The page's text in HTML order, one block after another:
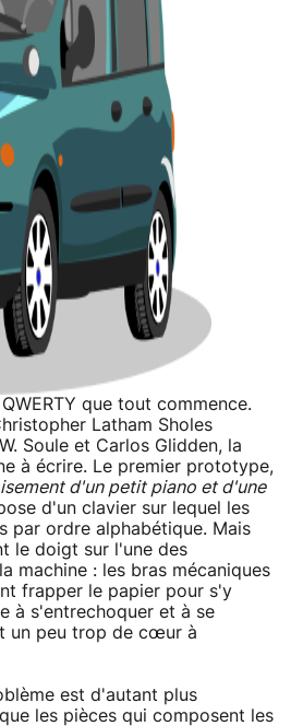
que tout commence.
Latham Sholes
Soule et Carlos Glidden, la
à écrire. Le premier prototype,
d'un petit piano et d'une
d'un clavier sur lequel les
par ordre alphabétique. Mais
le doigt sur l'une des
machine : les bras mécaniques
frapper le papier pour s'y
à s'entrechoquer et à se
un peu trop de cœur à
est d'autant plus
les pièces qui composent les